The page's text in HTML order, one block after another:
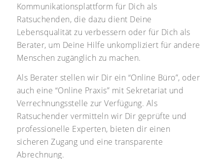
Kommunikationsplattform für Dich als
Ratsuchenden, die dazu dient Deine
Lebensqualität zu verbessern oder für Dich als
Berater, um Deine Hilfe unkompliziert für andere
Menschen zugänglich zu machen.
Als Berater stellen wir Dir ein “Online Büro”, oder
auch eine “Online Praxis” mit Sekretariat und
Verrechnungsstelle zur Verfügung. Als
Ratsuchender vermitteln wir Dir geprüfte und
professionelle Experten, bieten dir einen
sicheren Zugang und eine transparente
Abrechnung.